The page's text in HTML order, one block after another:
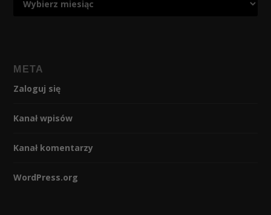
META
Zaloguj się
Kanał wpisów
Kanał komentarzy
WordPress.org